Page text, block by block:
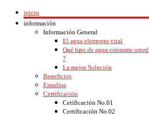
inicio
información
Información General
El agua elemento vital
Qué tipo de agua consume usted
?
La mejor Solución
Beneficios
Estudios
Certificación
Cetificación No.01
Certificación No.02